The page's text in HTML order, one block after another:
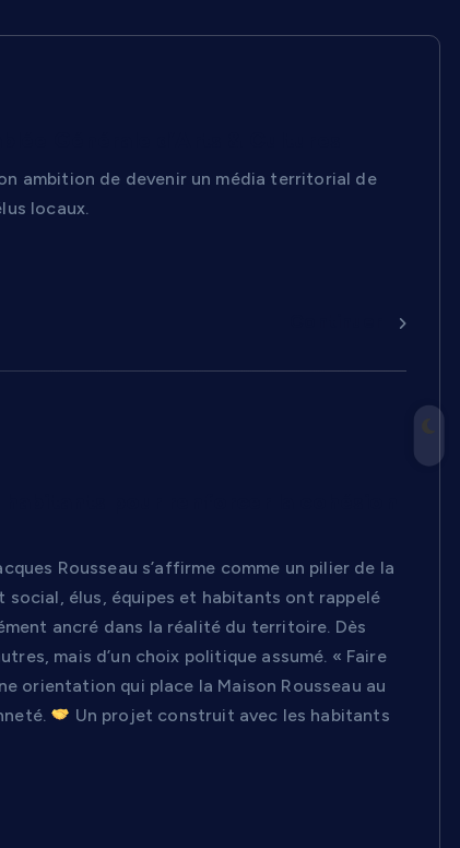
ambition de devenir un média territorial de
locaux.
Rousseau s’affirme comme un pilier de la
social, élus, équipes et habitants ont rappelé
ancré dans la réalité du territoire. Dès
mais d’un choix politique assumé. « Faire
orientation qui place la Maison Rousseau au
Un projet construit avec les habitants